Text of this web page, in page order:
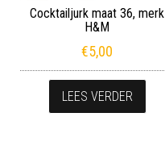
Cocktailjurk maat 36, merk
H&M
€5,00
LEES VERDER